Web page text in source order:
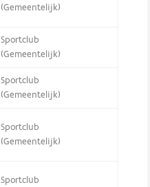
(Gemeentelijk)
Sportclub
(Gemeentelijk)
Sportclub
(Gemeentelijk)
Sportclub
(Gemeentelijk)
Sportclub